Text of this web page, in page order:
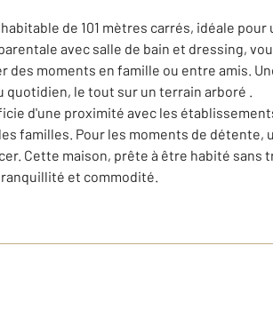
de 101 mètres carrés, idéale
avec salle de bain et dressing,
moments en famille ou entre amis.
le tout sur un terrain arboré .
d'une proximité avec les
familles. Pour les moments de détente,
Cette maison, prête à être habité sans
et commodité.